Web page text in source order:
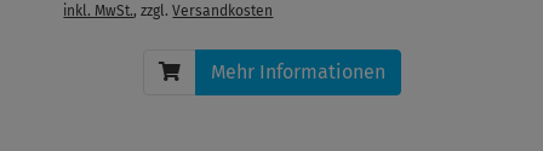
inkl. MwSt., zzgl.Versandkosten
Mehr Informationen